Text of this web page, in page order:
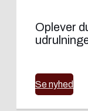
Oplever
Se nyhed